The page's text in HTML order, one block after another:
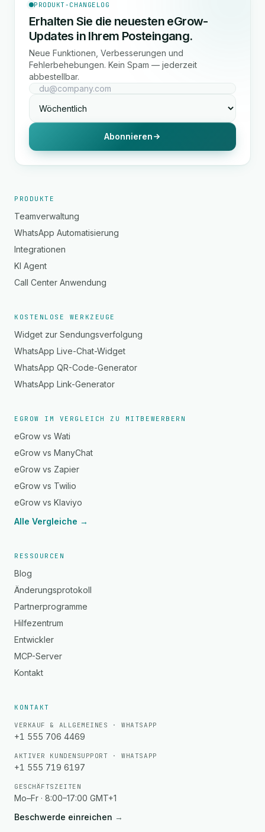
PRODUKT-CHANGELOG
Erhalten Sie die neuesten eGrow-
Updates in Ihrem Posteingang.
Neue Funktionen, Verbesserungen und
Fehlerbehebungen. Kein Spam — jederzeit
abbestellbar.
Abonnieren
PRODUKTE
Teamverwaltung
WhatsApp Automatisierung
Integrationen
KI Agent
Call Center Anwendung
KOSTENLOSE WERKZEUGE
Widget zur Sendungsverfolgung
WhatsApp Live-Chat-Widget
WhatsApp QR-Code-Generator
WhatsApp Link-Generator
EGROW IM VERGLEICH ZU MITBEWERBERN
eGrow vs Wati
eGrow vs ManyChat
eGrow vs Zapier
eGrow vs Twilio
eGrow vs Klaviyo
Alle Vergleiche →
RESSOURCEN
Blog
Änderungsprotokoll
Partnerprogramme
Hilfezentrum
Entwickler
MCP-Server
Kontakt
KONTAKT
VERKAUF & ALLGEMEINES · WHATSAPP
+1 555 706 4469
AKTIVER KUNDENSUPPORT · WHATSAPP
+1 555 719 6197
GESCHÄFTSZEITEN
Mo–Fr · 8:00–17:00 GMT+1
Beschwerde einreichen →